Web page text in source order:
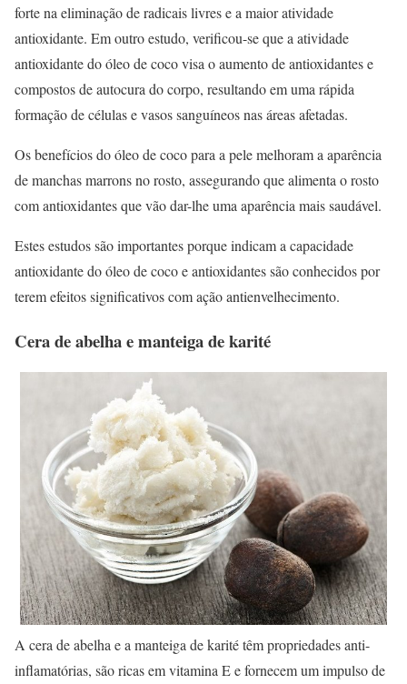
forte na eliminação de radicais livres e a maior atividade
antioxidante. Em outro estudo, verificou-se que a atividade
antioxidante do óleo de coco visa o aumento de antioxidantes e
compostos de autocura do corpo, resultando em uma rápida
formação de células e vasos sanguíneos nas áreas afetadas.
Os benefícios do óleo de coco para a pele melhoram a aparência
de manchas marrons no rosto, assegurando que alimenta o rosto
com antioxidantes que vão dar-lhe uma aparência mais saudável.
Estes estudos são importantes porque indicam a capacidade
antioxidante do óleo de coco e antioxidantes são conhecidos por
terem efeitos significativos com ação antienvelhecimento.
Cera de abelha e manteiga de karité
A cera de abelha e a manteiga de karité têm propriedades anti-
inflamatórias, são ricas em vitamina E e fornecem um impulso de